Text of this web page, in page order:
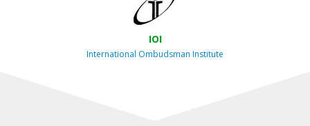
IOI
International Ombudsman Institute